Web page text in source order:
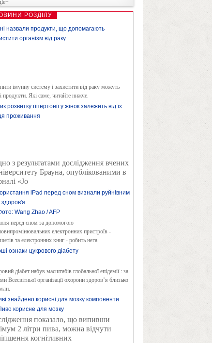
РОЗДІЛУ
назвали продукти, що допомагають
організм від раку
імунну систему і захистити від раку можуть
продукти. Які саме, читайте нижче.
розвитку гіпертонії у жінок залежить від їх
проживання
з результатами дослідження вчених
Брауна, опублікованими в
«Jo
iPad перед сном визнали руйнівним
перед сном за допомогою
електронних пристроїв -
та електронних книг - робить нега
ознаки цукрового діабету
діабет набув масштабів глобальної епідемії : за
Всесвітньої організації охорони здоров’я близько
знайдено корисні для мозку компоненти
показало, що випивши
2 літри пива, можна відчути
когнітивних